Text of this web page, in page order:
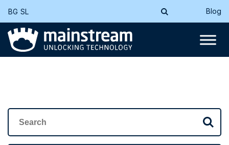
BG SL Blog